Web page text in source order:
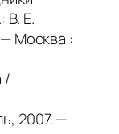
В. Е.
Москва :
/
2007. —